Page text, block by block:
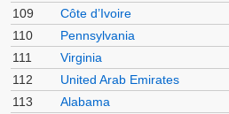
109
Côte d’Ivoire
110
Pennsylvania
111
Virginia
112
United Arab Emirates
113
Alabama